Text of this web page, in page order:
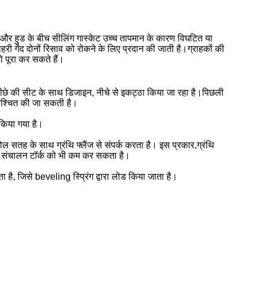
हुड के बीच सीलिंग गास्केट उच्च तापमान के कारण विघटित या
गेंद दोनों रिसाव को रोकने के लिए प्रदान की जाती है।ग्राहकों की
पूरा कर सकते हैं।
की सीट के साथ डिजाइन, नीचे से इकट्ठा किया जा रहा है।पिछली
की जा सकती है।
गया है।
सतह के साथ ग्रंथि फ्लैंज से संपर्क करता है। इस प्रकार,ग्रंथि
टॉर्क को भी कम कर सकता है।
जिसे beveling स्प्रिंग द्वारा लोड किया जाता है।